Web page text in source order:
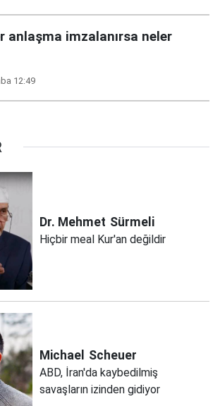
anlaşma imzalanırsa neler
12:49
Dr. Mehmet Sürmeli
Hiçbir meal Kur'an değildir
Michael Scheuer
ABD, İran'da kaybedilmiş
savaşların izinden gidiyor